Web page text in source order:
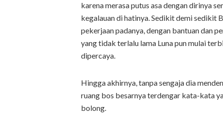
karena merasa putus asa dengan dirinya
kegalauan di hatinya. Sedikit demi sedikit
pekerjaan padanya, dengan bantuan dan
yang tidak terlalu lama Luna pun mulai
dipercaya.
Hingga akhirnya, tanpa sengaja dia
ruang bos besarnya terdengar kata-kata
bolong.